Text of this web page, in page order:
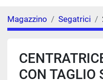
Magazzino Segatrici
CON TAGLIO